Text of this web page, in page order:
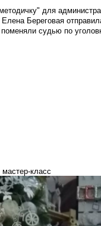
для
Береговая
судью по
класс